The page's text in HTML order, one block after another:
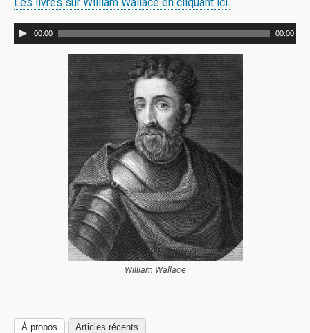
Les livres sur William Wallace en cliquant ici.
00:00 00:00
William Wallace
À propos
Articles récents